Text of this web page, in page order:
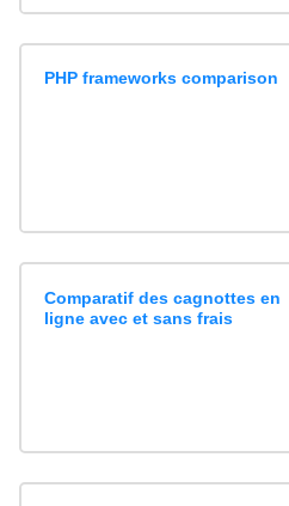
PHP frameworks comparison
Comparatif des cagnottes en
ligne avec et sans frais